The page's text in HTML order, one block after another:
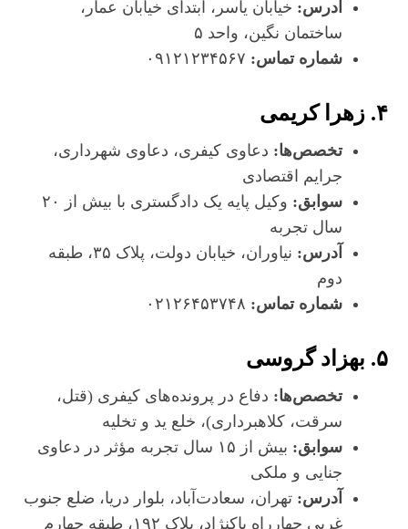
آدرس: خیابان یاسر، ابتدای خیابان عمار،
ساختمان نگین، واحد ۵
شماره تماس:
۴. زهرا کریمی
تخصص‌ها: دعاوی کیفری، دعاوی شهرداری،
جرایم اقتصادی
سوابق:
وکیل پایه یک دادگستری با بیش از ۲۰
سال تجربه
آدرس:
نیاوران، خیابان دولت، پلاک ۳۵، طبقه
دوم
شماره تماس:
۵. بهزاد گروسی
تخصص‌ها: دفاع در پرونده‌های کیفری (قتل،
سرقت، کلاهبرداری)، خلع ید و تخلیه
سوابق:
بیش از ۱۵ سال تجربه مؤثر در دعاوی
جنایی و ملکی
آدرس: تهران، سعادت‌آباد، بلوار دریا، ضلع جنوب
غربی چهارراه پاکنژاد، پلاک ۱۹۲، طبقه چهارم